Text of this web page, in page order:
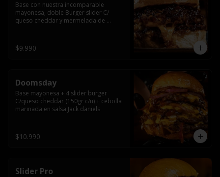
Base con nuestra incomparable
mayonesa, doble Burger slider C/
queso cheddar y mermelada de
$9.990
Doomsday
Base mayonesa + 4 slider burger
C/queso cheddar (150gr c/u) + cebolla
marinada en salsa Jack daniels
$10.990
Slider Pro